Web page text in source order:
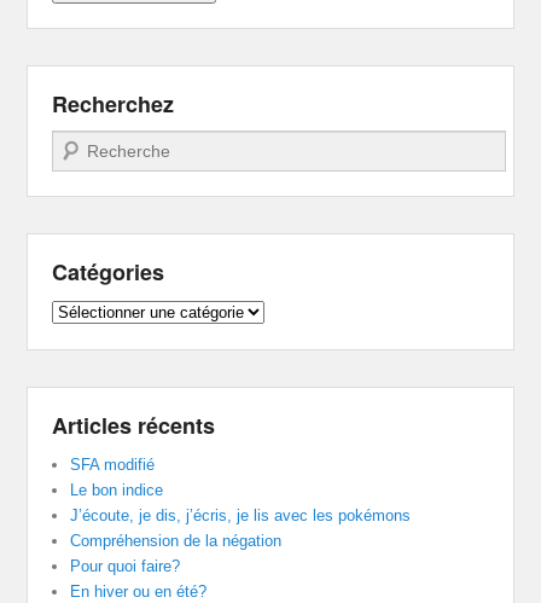
Recherchez
Recherche
Catégories
Catégories
Articles récents
SFA modifié
Le bon indice
J’écoute, je dis, j’écris, je lis avec les pokémons
Compréhension de la négation
Pour quoi faire?
En hiver ou en été?